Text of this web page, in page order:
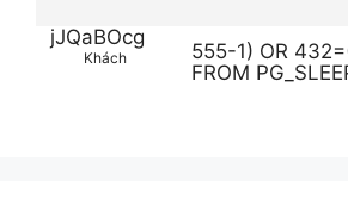
jJQaBOcg
Khách
555-1) OR
FROM